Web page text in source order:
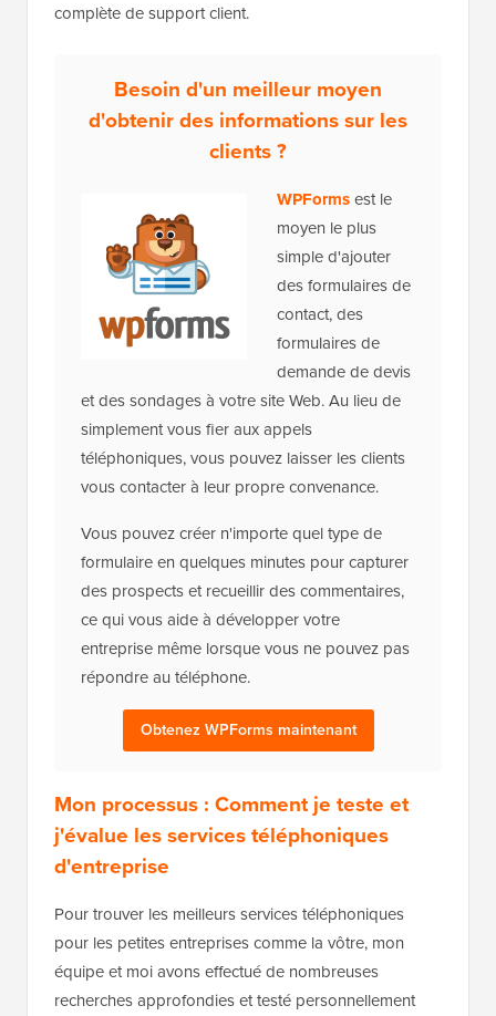
complète de support client.
Besoin d'un meilleur moyen
d'obtenir des informations sur les
clients ?
WPFormsest le
moyen le plus
simple d'ajouter
des formulaires de
contact, des
formulaires de
demande de devis
et des sondages à votre site Web. Au lieu de
simplement vous fier aux appels
téléphoniques, vous pouvez laisser les clients
vous contacter à leur propre convenance.
Vous pouvez créer n'importe quel type de
formulaire en quelques minutes pour capturer
des prospects et recueillir des commentaires,
ce qui vous aide à développer votre
entreprise même lorsque vous ne pouvez pas
répondre au téléphone.
Obtenez WPForms maintenant
Mon processus : Comment je teste et
j'évalue les services téléphoniques
d'entreprise
Pour trouver les meilleurs services téléphoniques
pour les petites entreprises comme la vôtre, mon
équipe et moi avons effectué de nombreuses
recherches approfondies et testé personnellement